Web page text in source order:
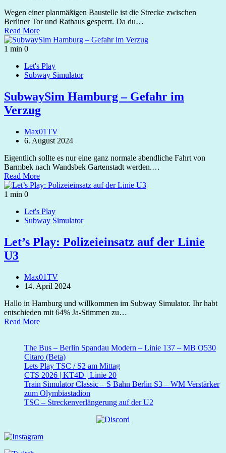
Wegen einer planmäßigen Baustelle ist die Strecke zwischen
Berliner Tor und Rathaus gesperrt. Da du…
Read More
1 min 0
Let's Play
Subway Simulator
SubwaySim Hamburg – Gefahr im
Verzug
Max01TV
6. August 2024
Eigentlich sollte es nur eine ganz normale abendliche Fahrt von
Barmbek nach Wandsbek Gartenstadt werden.…
Read More
1 min 0
Let's Play
Subway Simulator
Let’s Play: Polizeieinsatz auf der Linie
U3
Max01TV
14. April 2024
Hallo in Hamburg und willkommen im Subway Simulator. Ihr habt
entschieden mit 64% Ja-Stimmen zu…
Read More
The Bus – Berlin Spandau Modern – Linie 137 – MB O530
Citaro (Beta)
Lets Play TSC / S2 am Mittag
CTS 2026 | KT4D | Linie 20
Train Simulator Classic – S Bahn Berlin S3 – WM Verstärker
zum Olymbiastadion
TSC – Streckenverlängerung auf der U2